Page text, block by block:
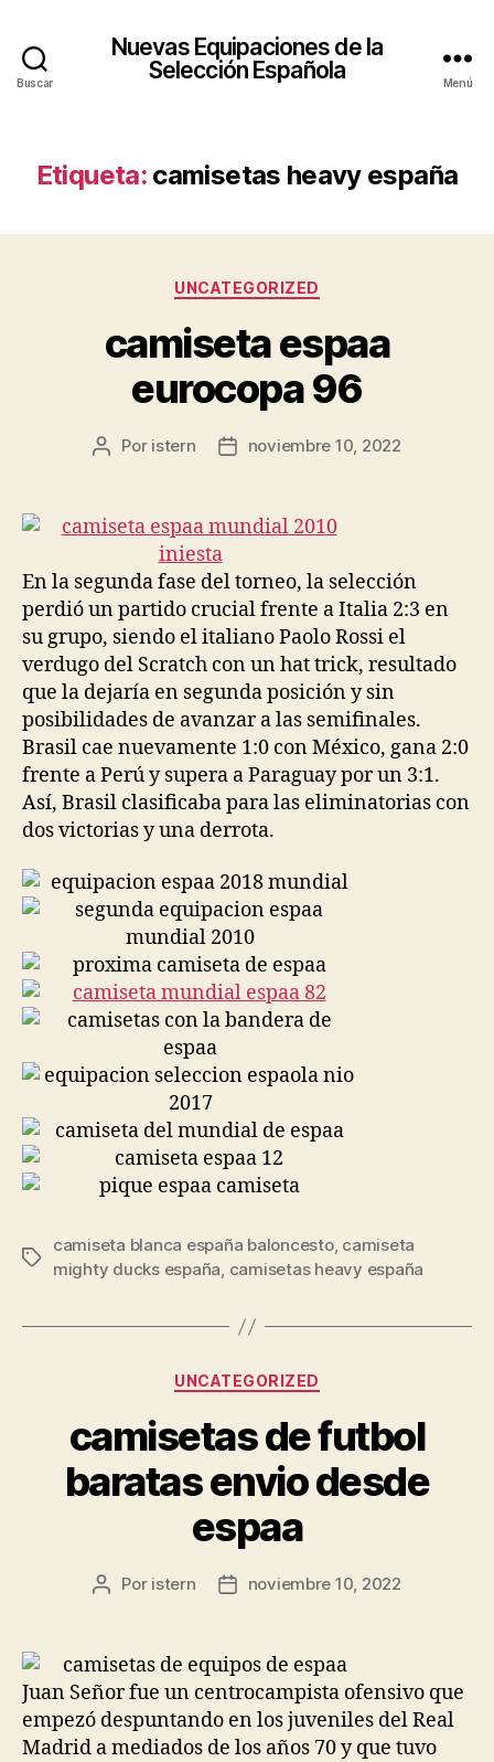
Buscar
Nuevas Equipaciones de la
Selección Española
Menú
Etiqueta: camisetas heavy españa
Categorías
UNCATEGORIZED
camiseta espaa
eurocopa 96
Autor
entrada
Por istern
Fecha
entrada
noviembre 10, 2022
En la segunda fase del torneo, la selección
perdió un partido crucial frente a Italia 2:3 en
su grupo, siendo el italiano Paolo Rossi el
verdugo del Scratch con un hat trick, resultado
que la dejaría en segunda posición y sin
posibilidades de avanzar a las semifinales.
Brasil cae nuevamente 1:0 con México, gana 2:0
frente a Perú y supera a Paraguay por un 3:1.
Así, Brasil clasificaba para las eliminatorias con
dos victorias y una derrota.
Etiquetas
camiseta blanca españa baloncesto, camiseta
mighty ducks españa, camisetas heavy españa
Categorías
UNCATEGORIZED
camisetas de futbol
baratas envio desde
espaa
Autor
entrada
Por istern
Fecha
entrada
noviembre 10, 2022
Juan Señor fue un centrocampista ofensivo que
empezó despuntando en los juveniles del Real
Madrid a mediados de los años 70 y que tuvo